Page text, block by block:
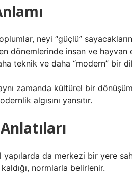
neyi “güçlü”
dönemlerinde insan ve hayvan
teknik ve daha “modern” bir
zamanda kültürel bir dönüşüm
algısını yansıtır.
da merkezi bir yere
normlarla belirlenir.